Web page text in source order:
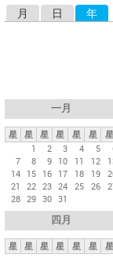
月 日 年
一月
星 星 星 星 星 星
星
1
2 3 4 5
7
8 9 10 11 12
14 15 16 17 18 19
21
22 23 24 25 26
28 29 30 31
四月
星 星 星 星 星 星 星